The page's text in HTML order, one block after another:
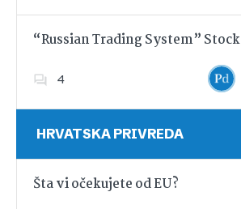
“Russian Trading System”
4
Dodajte u
HRVATSKA PRIVREDA
Šta vi očekujete od EU?